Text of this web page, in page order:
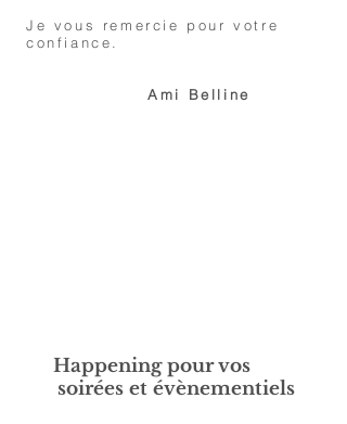
Je vous remercie pour votre
confiance.
Ami Belline
Happening pour vos
soirées et évènementiels